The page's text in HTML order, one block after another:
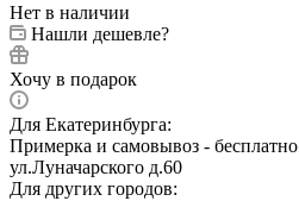
Нет в наличии
Нашли дешевле?
Хочу в подарок
Для Екатеринбурга:
Примерка и самовывоз - бесплатно
ул.Луначарского д.60
Для других городов: